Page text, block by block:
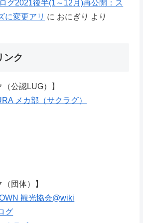
グ2021後半(1～12月)再公開：ス
に変更アリ に おにぎり より
ンク
（公認LUG）】
メカ部（サクラグ）
（団体）】
観光協会@wiki
グ